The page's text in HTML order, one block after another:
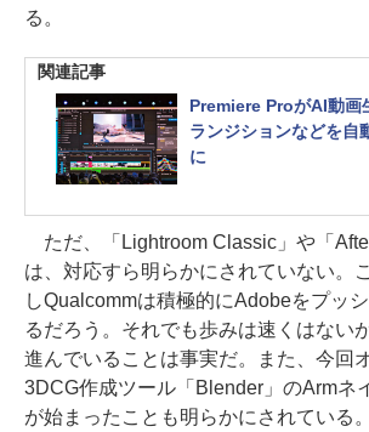
る。
関連記事
Premiere ProがAI動画
ランジションなどを自
に
ただ、「Lightroom Classic」や「
は、対応すら明らかにされていない。
しQualcommは積極的にAdobeをプッ
るだろう。それでも歩みは速くはない
進んでいることは事実だ。また、今回
3DCG作成ツール「Blender」のArmネ
が始まったことも明らかにされている。